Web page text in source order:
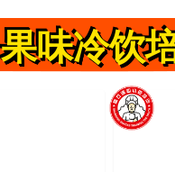
果味冷饮